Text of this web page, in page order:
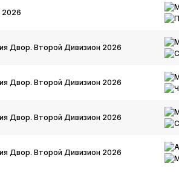
Двор. Второй Дивизион 2026
Двор. Второй Дивизион 2026
Двор. Второй Дивизион 2026
Двор. Второй Дивизион 2026